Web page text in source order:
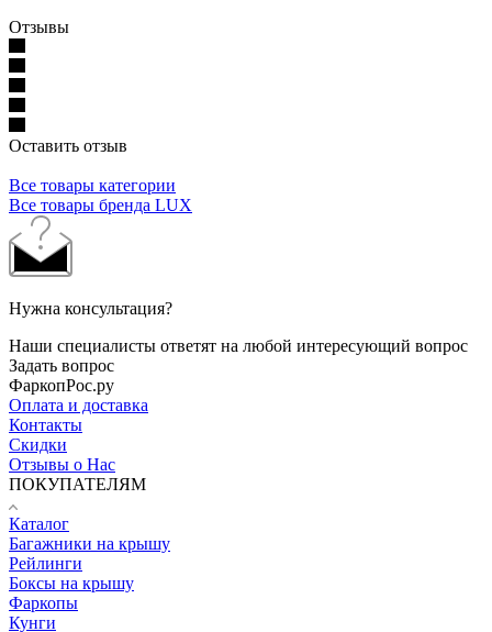
Отзывы
Оставить отзыв
Все товары категории
Все товары бренда LUX
Нужна консультация?
Наши специалисты ответят на любой интересующий вопрос
Задать вопрос
ФаркопРос.ру
Оплата и доставка
Контакты
Скидки
Отзывы о Нас
ПОКУПАТЕЛЯМ
Каталог
Багажники на крышу
Рейлинги
Боксы на крышу
Фаркопы
Кунги